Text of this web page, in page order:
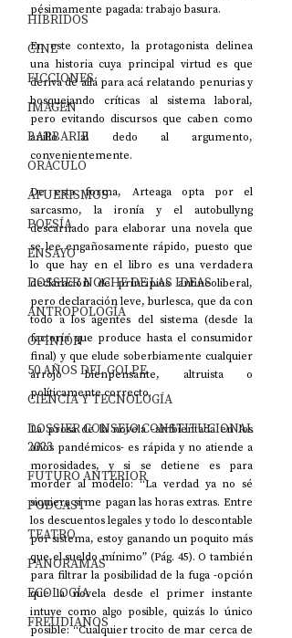
HÍBRIDOS
CINE
FICCIONES
IMAGEN
BARBARIE
ORÁCULO
AFUERISMOS
POESÍA
ENSAYO
DOSSIER NOCHE DE LAS IDEAS
ANTROPOLOGÍA
OPINIÓN
50 AÑOS DEL GOLPE
CIENCIA Y TECNOLOGÍA
DOSSIER CONSEJO CONSTITUCIONAL
2023
FUTURO ANTERIOR
PODCAST
TEATRO
PANORAMAS
ECOLOGÍA
FREUDIANOS
pésimamente pagada: trabajo basura.
En este contexto, la protagonista delinea
una historia cuya principal virtud es que
deriva de allá para acá relatando penurias y
bosquejando críticas al sistema laboral,
pero evitando discursos que caben como
anillo al dedo al argumento,
convenientemente.
De esta forma, Arteaga opta por el
sarcasmo, la ironía y el autobullyng
descarnado para elaborar una novela que
se lee engañosamente rápido, puesto que
lo que hay en el libro es una verdadera
declaración de principios antineoliberal,
pero declaración leve, burlesca, que da con
todo a los agentes del sistema (desde la
factoría que produce hasta el consumidor
final) y que elude soberbiamente cualquier
arrojo bienpensante, altruista o
políticamente correcto.
La prosa de la novela -ambientada en los
años pandémicos- es rápida y no atiende a
morosidades, y si se detiene es para
morder al modelo: “La verdad ya no sé
siquiera si me pagan las horas extras. Entre
los descuentos legales y todo lo descontable
por sistema, estoy ganando un poquito más
que el sueldo mínimo” (Pág. 45). O también
para filtrar la posibilidad de la fuga -opción
que la novela desde el primer instante
intuye como algo posible, quizás lo único
posible: “Cualquier trocito de mar cerca de